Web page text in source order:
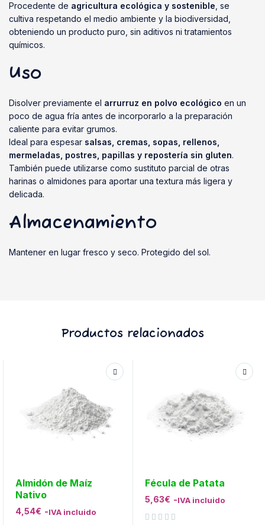
Procedente de agricultura ecológica y sostenible , se
cultiva respetando el medio ambiente y la biodiversidad,
obteniendo un producto puro, sin aditivos ni tratamientos
químicos.
Uso
Disolver previamente el arrurruz en polvo ecológico en un
poco de agua fría antes de incorporarlo a la preparación
caliente para evitar grumos.
Ideal para espesar salsas, cremas, sopas, rellenos,
mermeladas, postres, papillas y repostería sin gluten.
También puede utilizarse como sustituto parcial de otras
harinas o almidones para aportar una textura más ligera y
delicada.
Almacenamiento
Mantener en lugar fresco y seco. Protegido del sol.
Productos relacionados
Almidón de Maíz
Nativo
4,54€ -IVA incluido
Fécula de Patata
5,63€ -IVA incluido